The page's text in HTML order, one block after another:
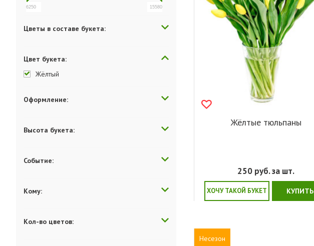
6250 15580
Цветы в составе букета:
Цвет букета:
Жёлтый
Оформление:
Высота букета:
Событие:
Кому:
Кол-во цветов:
Жёлтые тюльпаны
250 руб. за шт.
ХОЧУ ТАКОЙ БУКЕТ КУПИТЬ
Несезон